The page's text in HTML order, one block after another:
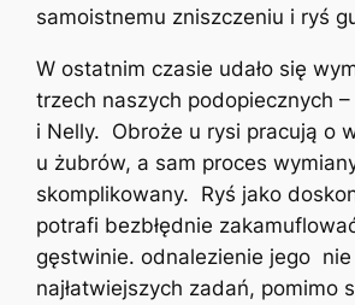
samoistnemu zniszczeniu i ryś
W ostatnim czasie udało się
trzech naszych podopiecznych
i Nelly. Obroże u rysi pracują o
u żubrów, a sam proces
skomplikowany. Ryś jako
potrafi bezbłędnie
gęstwinie. odnalezienie jego
najłatwiejszych zadań, pomimo